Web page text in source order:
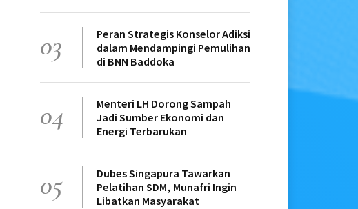
03
Peran Strategis Konselor Adiksi
dalam Mendampingi Pemulihan
di BNN Baddoka
04
Menteri LH Dorong Sampah
Jadi Sumber Ekonomi dan
Energi Terbarukan
05
Dubes Singapura Tawarkan
Pelatihan SDM, Munafri Ingin
Libatkan Masyarakat